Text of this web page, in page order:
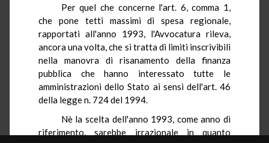
Per quel che concerne l'art. 6, comma 1,
che pone tetti massimi di spesa regionale,
rapportati all'anno 1993, l'Avvocatura rileva,
ancora una volta, che si tratta di limiti inscrivibili
nella manovra di risanamento della finanza
pubblica che hanno interessato tutte le
amministrazioni dello Stato ai sensi dell'art. 46
della legge n. 724 del 1994.
Nè la scelta dell'anno 1993, come anno di
riferimento, sarebbe irrazionale in quanto